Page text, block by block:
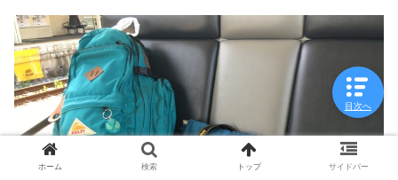
ホーム 検索 トップ サイドバー
目次へ